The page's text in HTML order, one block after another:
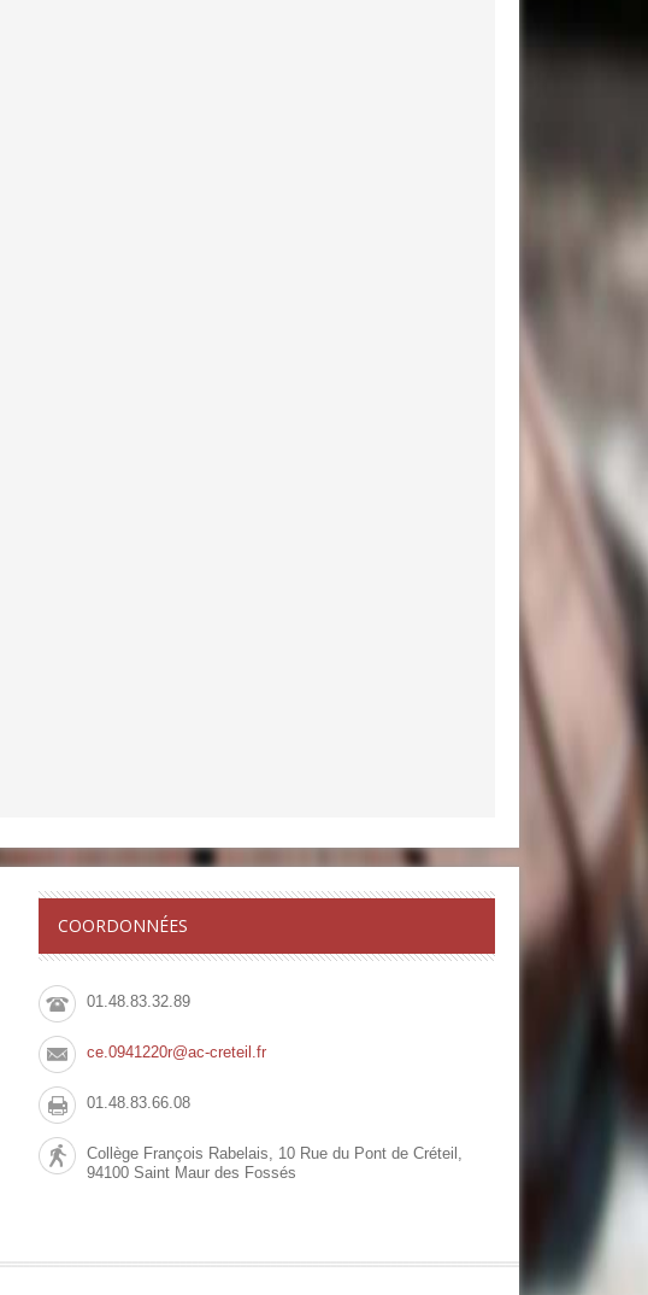
COORDONNÉES
01.48.83.32.89
ce.0941220r@ac-creteil.fr
01.48.83.66.08
Collège François Rabelais, 10 Rue du Pont de Créteil,
94100 Saint Maur des Fossés